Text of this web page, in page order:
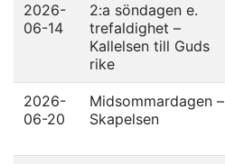
2026-
06-14
2:a söndagen e.
trefaldighet –
Kallelsen till Guds
rike
2026-
06-20
Midsommardagen –
Skapelsen